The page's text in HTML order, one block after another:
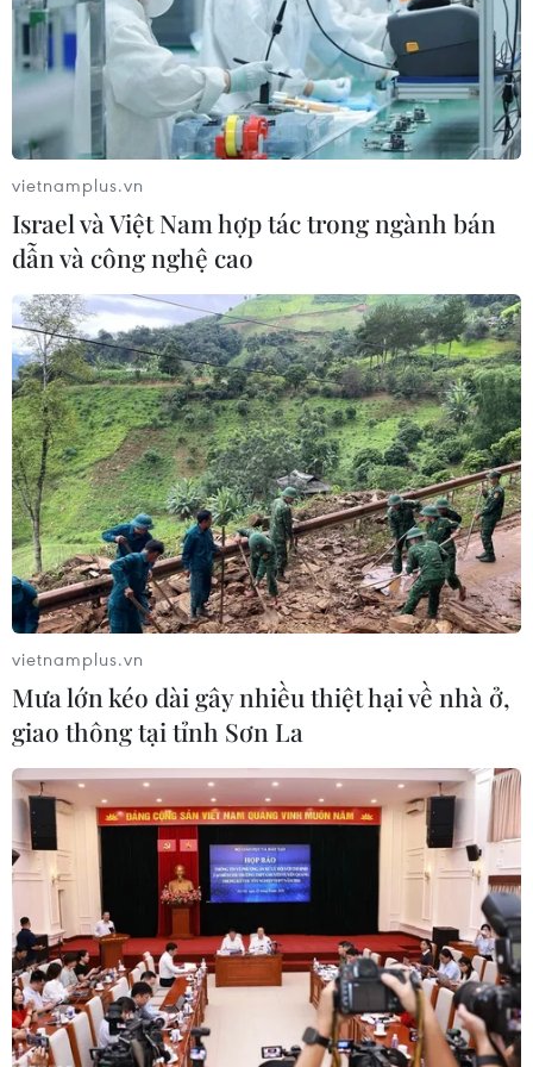
Brazil tìm ra phương pháp phục hồi chức
năng thận để cấy ghép
14/05/2019 00:12
Các nhà nghiên cứu Brazil cho biết phát hiện ra phương
pháp điều trị và phục hồi thận của bệnh nhân hiến tặng
bị loại bỏ để có thể tiếp tục cấy ghép vào cơ thể người
bệnh khác.
Truy tố “ông trùm” đường dây môi giới
vietnamplus.vn
Israel và Việt Nam hợp tác trong ngành bán
dẫn và công nghệ cao
vietnamplus.vn
Mưa lớn kéo dài gây nhiều thiệt hại về nhà ở,
giao thông tại tỉnh Sơn La